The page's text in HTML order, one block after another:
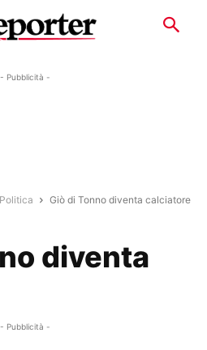
- Pubblicità -
Giò di Tonno diventa calciatore
diventa
- Pubblicità -